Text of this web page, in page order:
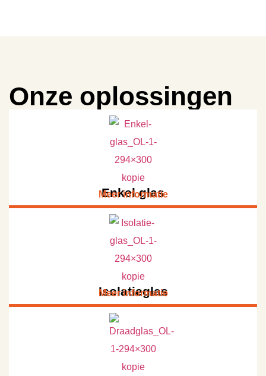
Onze oplossingen
Enkel glas
Meer informatie
Isolatieglas
Meer informatie